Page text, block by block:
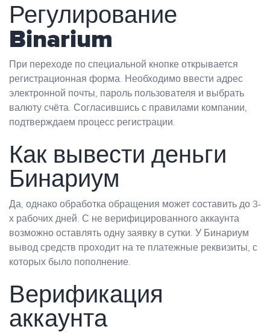
Регулирование
Binarium
При переходе по специальной кнопке открывается
регистрационная форма. Необходимо ввести адрес
электронной почты, пароль пользователя и выбрать
валюту счёта. Согласившись с правилами компании,
подтверждаем процесс регистрации.
Как вывести деньги
Бинариум
Да, однако обработка обращения может составить до 3-
х рабочих дней. С не верифицированного аккаунта
возможно оставлять одну заявку в сутки. У Бинариум
вывод средств проходит на те платежные реквизиты, с
которых было пополнение.
Верификация
аккаунта